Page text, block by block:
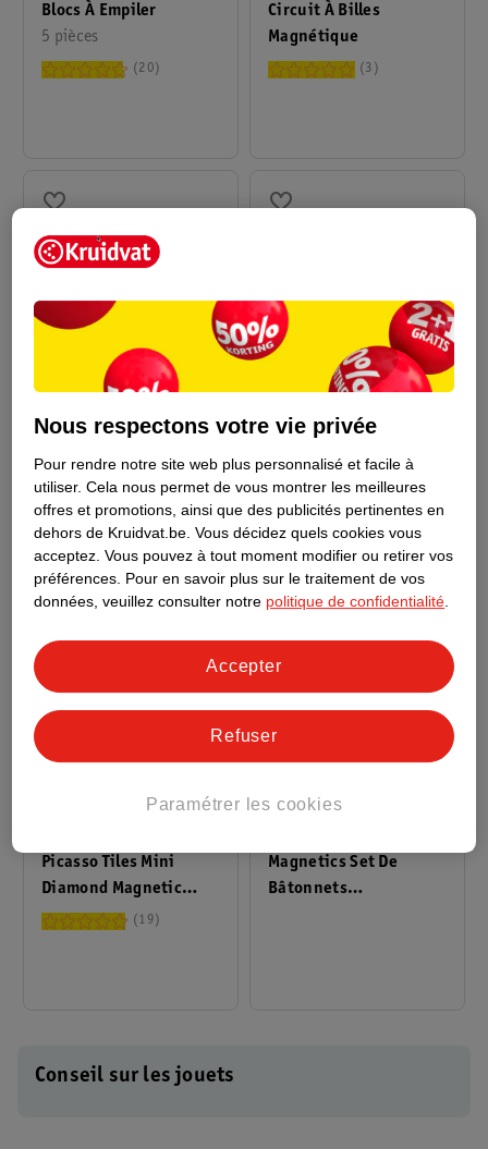
Blocs À Empiler
5 pièces
20
Circuit À Billes
Magnétique
3
Super Set Magnétique
29.
99
Magnetics Magnetic
12.
99
1
Picasso Tiles Mini
Diamond Magnetic
Marble Run Track Set
19
Magnetics Set De
Bâtonnets
99
Conseil sur les jouets
Nous respectons votre vie privée
Pour rendre notre site web plus personnalisé et facile à
utiliser. Cela nous permet de vous montrer les meilleures
offres et promotions, ainsi que des publicités pertinentes en
dehors de Kruidvat.be. Vous décidez quels cookies vous
acceptez. Vous pouvez à tout moment modifier ou retirer vos
préférences. Pour en savoir plus sur le traitement de vos
données, veuillez consulter notre politique de confidentialité
Paramétrer les cookies
Refuser
Accepter